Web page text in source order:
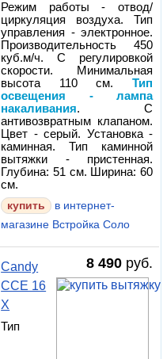
Режим работы - отвод/
циркуляция воздуха. Тип
управления - электронное.
Производительность 450
куб.м/ч. С регулировкой
скорости. Минимальная
высота 110 см.Тип
освещения - лампа
накаливания. С
антивозвратным клапаном.
Цвет - серый. Установка -
каминная. Тип каминной
вытяжки - пристенная.
Глубина: 51 см. Ширина: 60
см.
купить
в интернет-
магазине Встройка Соло
8 490 руб.
Candy
CCE 16
X
Тип